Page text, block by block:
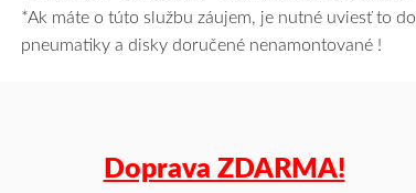
vám
pneumatiky
vášho
*Ak máte o túto službu záujem, je nutné uviesť to
pneumatiky a disky doručené nenamontované !
Doprava ZDARMA!